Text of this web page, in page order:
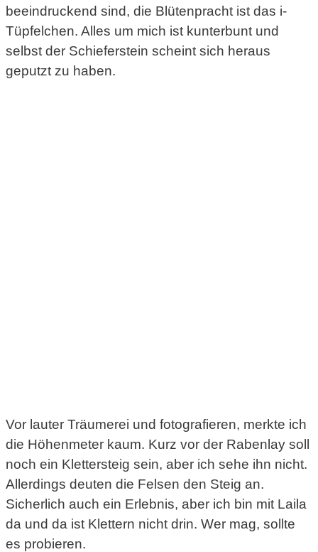
beeindruckend sind, die Blütenpracht ist das i-
Tüpfelchen. Alles um mich ist kunterbunt und
selbst der Schieferstein scheint sich heraus
geputzt zu haben.
Vor lauter Träumerei und fotografieren, merkte ich
die Höhenmeter kaum. Kurz vor der Rabenlay soll
noch ein Klettersteig sein, aber ich sehe ihn nicht.
Allerdings deuten die Felsen den Steig an.
Sicherlich auch ein Erlebnis, aber ich bin mit Laila
da und da ist Klettern nicht drin. Wer mag, sollte
es probieren.